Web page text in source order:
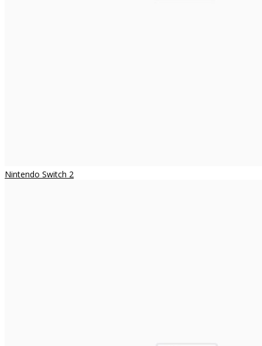
Nintendo Switch 2